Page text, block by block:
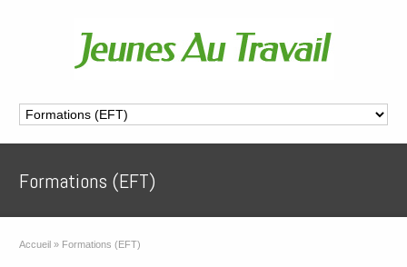
Formations (EFT)
Accueil » Formations (EFT)